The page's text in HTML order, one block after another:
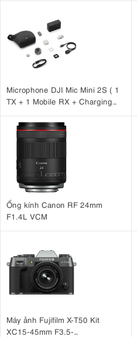
Microphone DJI Mic Mini 2S ( 1
TX + 1 Mobile RX + Charging
Ống kính Canon RF 24mm
F1.4L VCM
Máy ảnh Fujifilm X-T50 Kit
XC15-45mm F3.5-